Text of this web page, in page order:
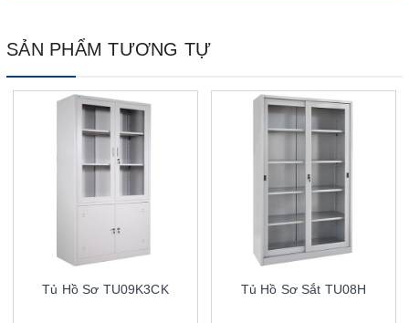
SẢN PHẨM TƯƠNG TỰ
Tủ Hồ Sơ TU09K3CK Tủ Hồ Sơ Sắt TU08H